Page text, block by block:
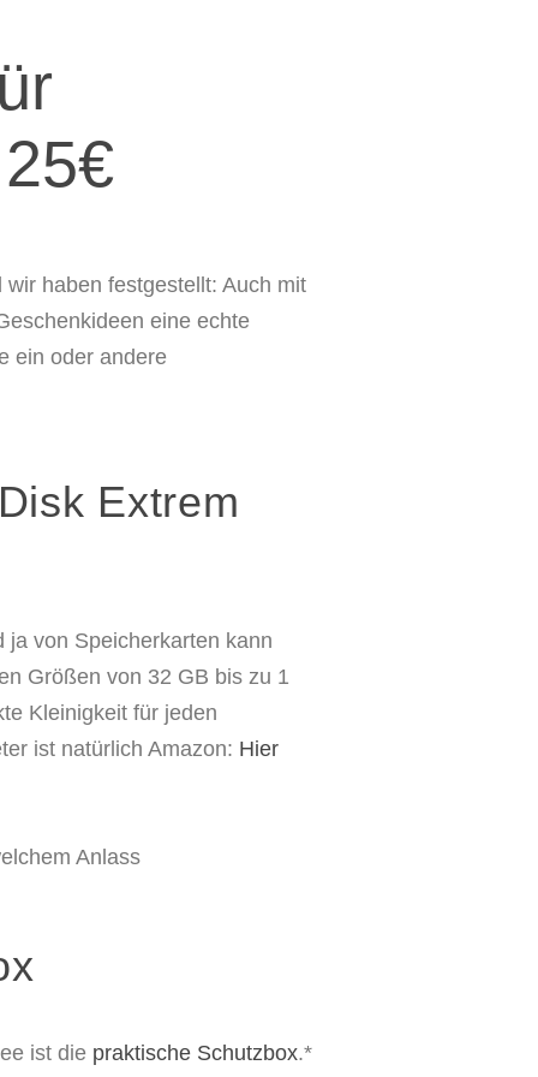
haben festgestellt: Auch mit
eine echte
ein oder andere
Extrem
von Speicherkarten kann
Größen von 32 GB bis zu 1
Kleinigkeit für jeden
ist natürlich Amazon: Hier
ist die praktische Schutzbox.*